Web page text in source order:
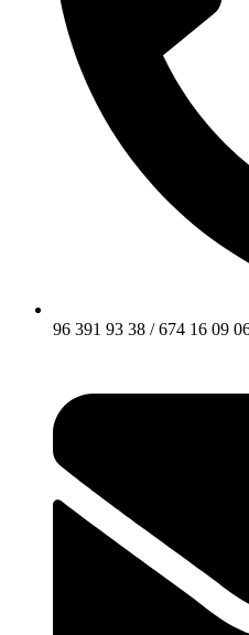
96 391 93 38 / 674 16 09